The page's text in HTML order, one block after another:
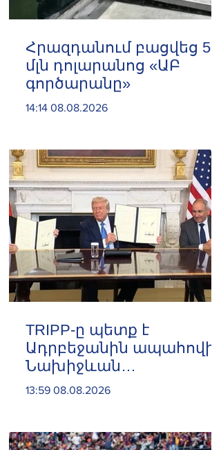
Հրազդանում բացվեց 500
մլն դոլարանոց «ԱԲ
գործարանը»
14:14 08.08.2026
TRIPP-ը պետք է
Ադրբեջանին ապահովի
Նախիջևան
անխոչընդոտ մուտքով.
հավատարմատար
13:59 08.08.2026